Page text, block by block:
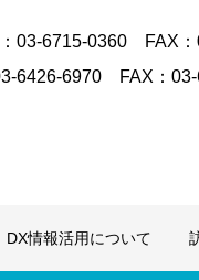
03-6715-0360 FAX：
6426-6970 FAX：03-
DX情報活用について